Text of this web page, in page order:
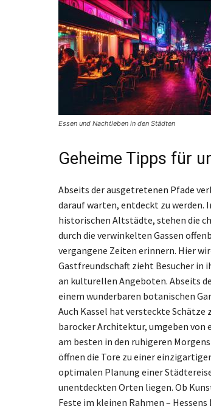
Essen und Nachtleben in den Städten
Geheime Tipps für
Abseits der ausgetretenen Pfade
darauf warten, entdeckt zu
historischen Altstädte, stehen die
durch die verwinkelten Gassen
vergangene Zeiten erinnern. Hier
Gastfreundschaft zieht Besucher in
an kulturellen Angeboten. Abseits
einem wunderbaren botanischen
Auch Kassel hat versteckte Schätze
barocker Architektur, umgeben von
am besten in den ruhigeren
öffnen die Tore zu einer
optimalen Planung einer
unentdeckten Orten liegen. Ob
Feste im kleinen Rahmen –